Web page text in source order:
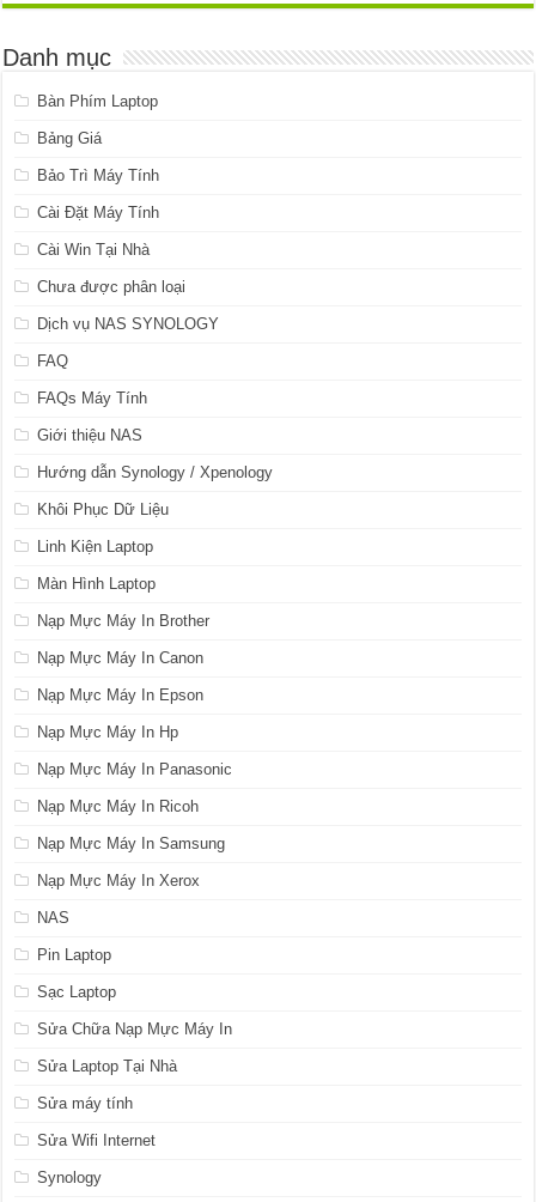
Danh mục
Bàn Phím Laptop
Bảng Giá
Bảo Trì Máy Tính
Cài Đặt Máy Tính
Cài Win Tại Nhà
Chưa được phân loại
Dịch vụ NAS SYNOLOGY
FAQ
FAQs Máy Tính
Giới thiệu NAS
Hướng dẫn Synology / Xpenology
Khôi Phục Dữ Liệu
Linh Kiện Laptop
Màn Hình Laptop
Nạp Mực Máy In Brother
Nạp Mực Máy In Canon
Nạp Mực Máy In Epson
Nạp Mực Máy In Hp
Nạp Mực Máy In Panasonic
Nạp Mực Máy In Ricoh
Nạp Mực Máy In Samsung
Nạp Mực Máy In Xerox
NAS
Pin Laptop
Sạc Laptop
Sửa Chữa Nạp Mực Máy In
Sửa Laptop Tại Nhà
Sửa máy tính
Sửa Wifi Internet
Synology